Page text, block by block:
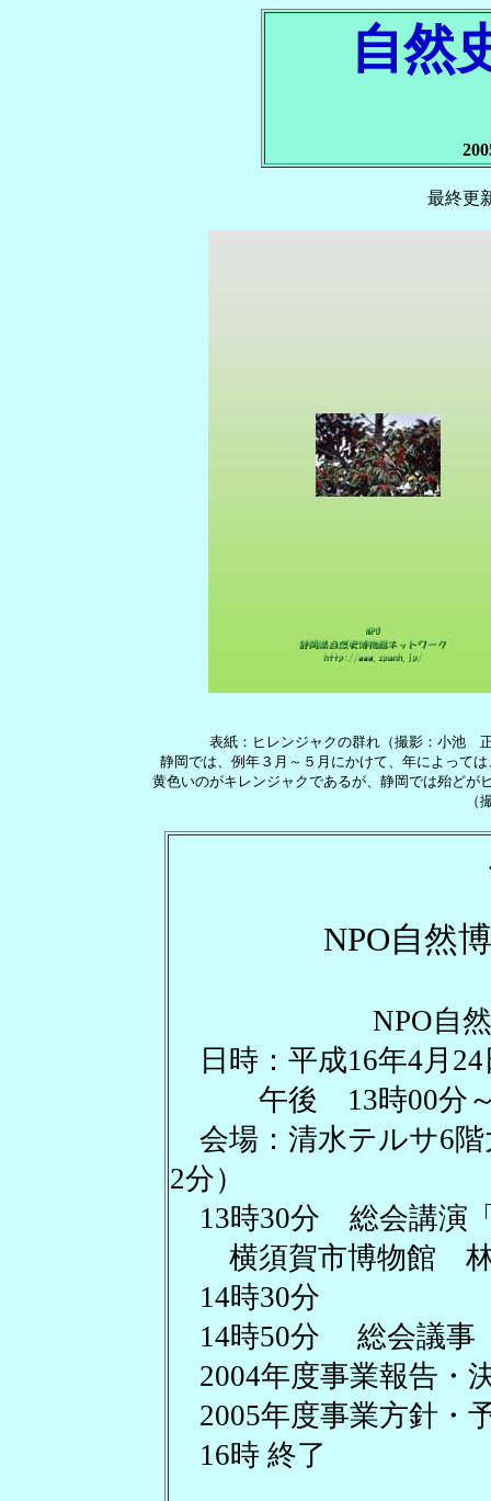
自然
最終更
表紙：ヒレンジャクの群れ（撮影：小池
静岡では、例年３月～５月にかけて、年によって
黄色いのがキレンジャクであるが、静岡では殆ど
NPO自然
NPO自
日時：平成16年4月24
午後 13時00分～
会場：清水テルサ6
2分）
13時30分 総会講演
横須賀市博物館
14時30分
14時50分 総会議事
2004年度事業報告・
2005年度事業方針・
16時 終了